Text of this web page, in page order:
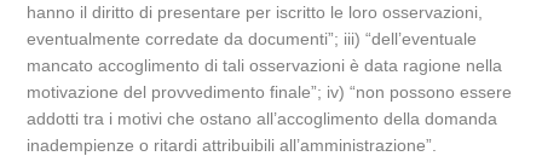
hanno il diritto di presentare per iscritto le loro osservazioni,
eventualmente corredate da documenti”; iii) “dell’eventuale
mancato accoglimento di tali osservazioni è data ragione nella
motivazione del provvedimento finale”; iv) “non possono essere
addotti tra i motivi che ostano all’accoglimento della domanda
inadempienze o ritardi attribuibili all’amministrazione”.